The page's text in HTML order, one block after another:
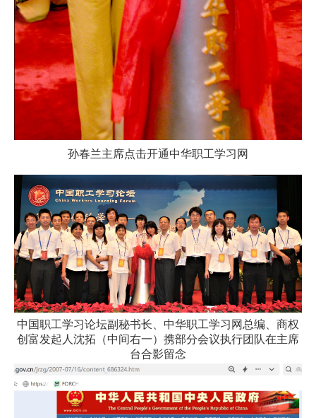
孙春兰主席点击开通中华职工学习网
中国职工学习论坛副秘书长、中华职工学习网总编、商权
创富发起人沈拓（中间右一）携部分会议执行团队在主席
台合影留念